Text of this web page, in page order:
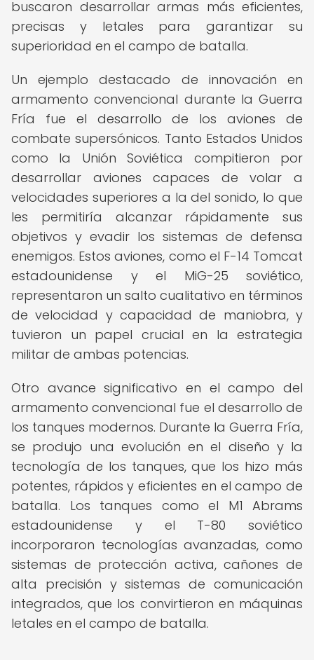
buscaron desarrollar armas más eficientes,
precisas y letales para garantizar su
superioridad en el campo de batalla.
Un ejemplo destacado de innovación en
armamento convencional durante la Guerra
Fría fue el desarrollo de los aviones de
combate supersónicos. Tanto Estados Unidos
como la Unión Soviética compitieron por
desarrollar aviones capaces de volar a
velocidades superiores a la del sonido, lo que
les permitiría alcanzar rápidamente sus
objetivos y evadir los sistemas de defensa
enemigos. Estos aviones, como el F-14 Tomcat
estadounidense y el MiG-25 soviético,
representaron un salto cualitativo en términos
de velocidad y capacidad de maniobra, y
tuvieron un papel crucial en la estrategia
militar de ambas potencias.
Otro avance significativo en el campo del
armamento convencional fue el desarrollo de
los tanques modernos. Durante la Guerra Fría,
se produjo una evolución en el diseño y la
tecnología de los tanques, que los hizo más
potentes, rápidos y eficientes en el campo de
batalla. Los tanques como el M1 Abrams
estadounidense y el T-80 soviético
incorporaron tecnologías avanzadas, como
sistemas de protección activa, cañones de
alta precisión y sistemas de comunicación
integrados, que los convirtieron en máquinas
letales en el campo de batalla.